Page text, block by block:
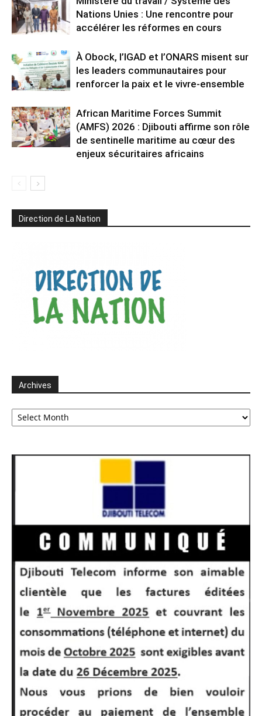
Nations Unies : Une rencontre pour
accélérer les réformes en cours
À Obock, l’IGAD et l’ONARS misent sur
les leaders communautaires pour
renforcer la paix et le vivre-ensemble
African Maritime Forces Summit
(AMFS) 2026 : Djibouti affirme son rôle
de sentinelle maritime au cœur des
enjeux sécuritaires africains
Direction de La Nation
Archives
Archives